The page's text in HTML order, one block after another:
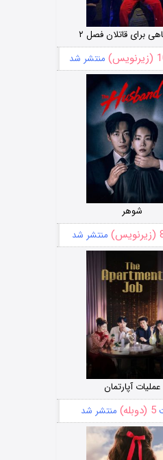
برای قاتلان فصل ۲
منتشر شد
شوهر
منتشر شد
عملیات آپارتمان
5 (دوبله) منتشر شد